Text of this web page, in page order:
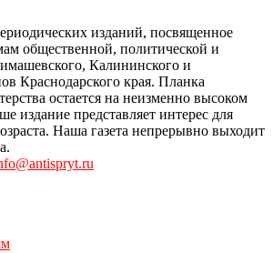
изданий, посвященное
общественной, политической и
Калининского и
Краснодарского края. Планка
остается на неизменно высоком
издание представляет интерес для
Наша газета непрерывно выходит